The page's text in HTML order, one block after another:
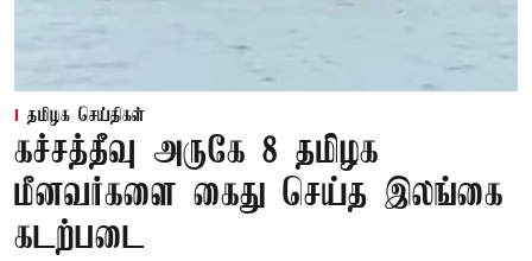
தமிழக செய்திகள்
கச்சத்தீவு அருகே 8 தமிழக
மீனவர்களை கைது செய்த இலங்கை
கடற்படை